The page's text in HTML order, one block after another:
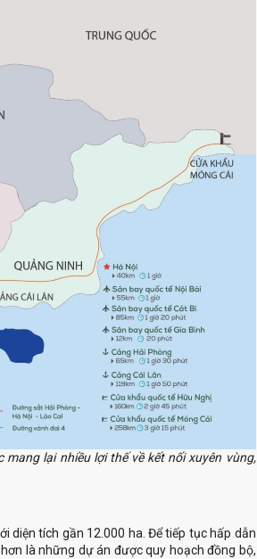
là những dự án được quy hoạch đồng bộ,